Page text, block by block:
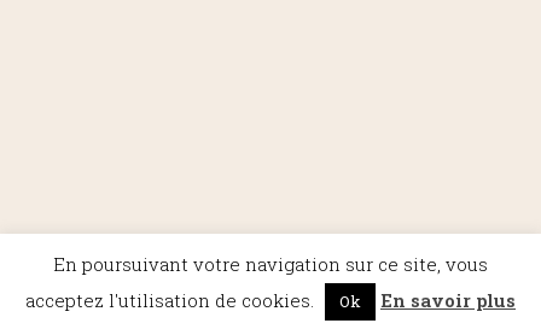
En poursuivant votre navigation sur ce site, vous
acceptez l'utilisation de cookies.
Ok En savoir plus